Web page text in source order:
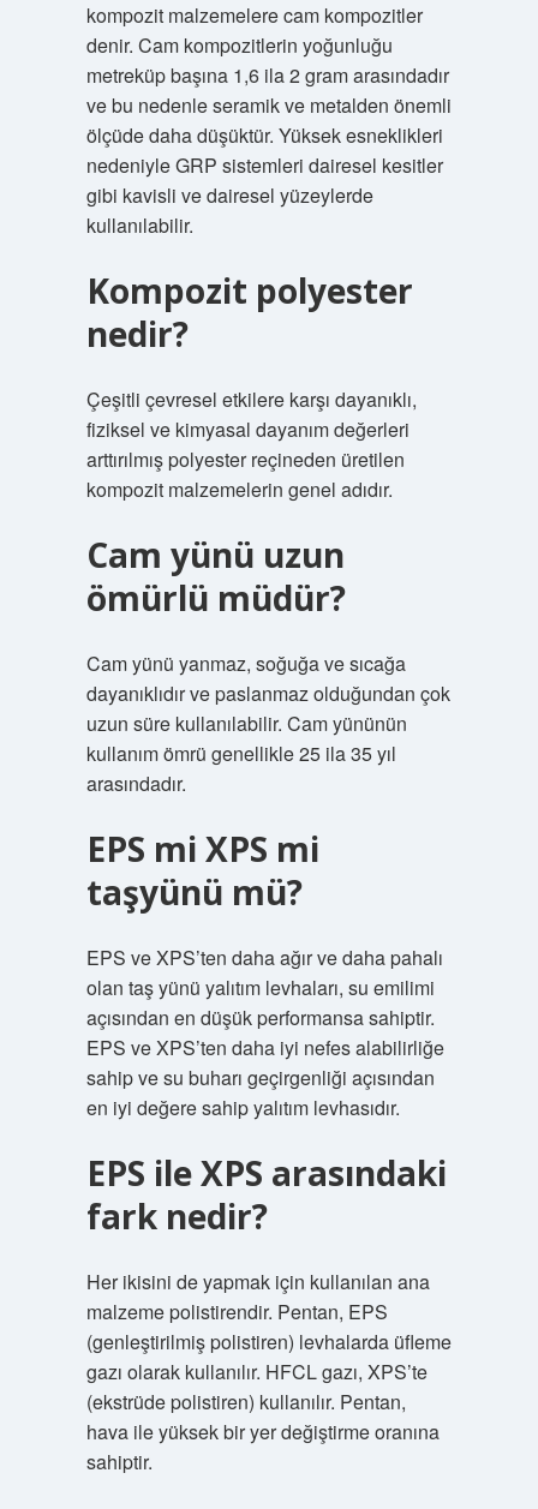
kompozit malzemelere cam kompozitler
denir. Cam kompozitlerin yoğunluğu
metreküp başına 1,6 ila 2 gram arasındadır
ve bu nedenle seramik ve metalden önemli
ölçüde daha düşüktür. Yüksek esneklikleri
nedeniyle GRP sistemleri dairesel kesitler
gibi kavisli ve dairesel yüzeylerde
kullanılabilir.
Kompozit polyester
nedir?
Çeşitli çevresel etkilere karşı dayanıklı,
fiziksel ve kimyasal dayanım değerleri
arttırılmış polyester reçineden üretilen
kompozit malzemelerin genel adıdır.
Cam yünü uzun
ömürlü müdür?
Cam yünü yanmaz, soğuğa ve sıcağa
dayanıklıdır ve paslanmaz olduğundan çok
uzun süre kullanılabilir. Cam yününün
kullanım ömrü genellikle 25 ila 35 yıl
arasındadır.
EPS mi XPS mi
taşyünü mü?
EPS ve XPS’ten daha ağır ve daha pahalı
olan taş yünü yalıtım levhaları, su emilimi
açısından en düşük performansa sahiptir.
EPS ve XPS’ten daha iyi nefes alabilirliğe
sahip ve su buharı geçirgenliği açısından
en iyi değere sahip yalıtım levhasıdır.
EPS ile XPS arasındaki
fark nedir?
Her ikisini de yapmak için kullanılan ana
malzeme polistirendir. Pentan, EPS
(genleştirilmiş polistiren) levhalarda üfleme
gazı olarak kullanılır. HFCL gazı, XPS’te
(ekstrüde polistiren) kullanılır. Pentan,
hava ile yüksek bir yer değiştirme oranına
sahiptir.